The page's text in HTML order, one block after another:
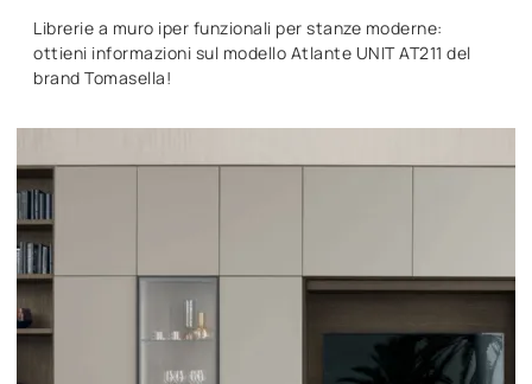
Librerie a muro iper funzionali per stanze moderne:
ottieni informazioni sul modello Atlante UNIT AT211 del
brand Tomasella!